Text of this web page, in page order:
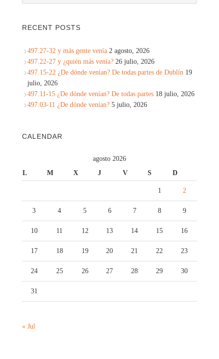
RECENT POSTS
497.27-32 y más gente venía 2 agosto, 2026
497.22-27 y ¿quién más venía? 26 julio, 2026
497.15-22 ¿De dónde venían? De todas partes de Dublín 19
julio, 2026
497.11-15 ¿De dónde venían? De todas partes 18 julio, 2026
497.03-11 ¿De dónde venían? 5 julio, 2026
CALENDAR
agosto 2026
L
M X J V S D
1 2
3 4 5 6 7 8 9
10 11 12 13 14 15 16
17 18 19 20 21 22 23
24 25 26 27 28 29 30
31
« Jul